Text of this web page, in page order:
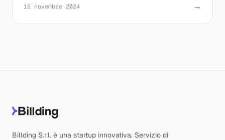
15 novembre 2024 →
Billding S.r.l. è una startup innovativa. Servizio di